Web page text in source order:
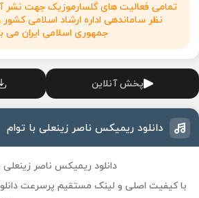
تمامی فعالیت های گلسارموزیک جهت نشر
نظر ساماندهی اداره ارشاد اسلامی کشور
جمهوری اسلامی ایران می
پخش آنلاین
دانلود ریمیکس ناصر زینعلی با توام
دانلود ریمیکس ناصر زینعلی
با کیفیت اصلی و لینک مستقیم پرسرعت